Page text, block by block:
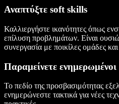
Αναπτύξτε soft skills
Καλλιεργήστε ικανότητες όπως
επίλυση προβλημάτων. Είναι
συνεργασία με ποικίλες ομάδες
Παραμείνετε ενημερωμένοι
Το πεδίο της προσβασιμότητας
ενημερώνεστε τακτικά για νέες